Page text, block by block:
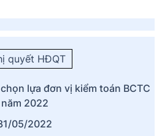
quyết HĐQT
lựa đơn vị kiểm toán BCTC
năm 2022
05/2022